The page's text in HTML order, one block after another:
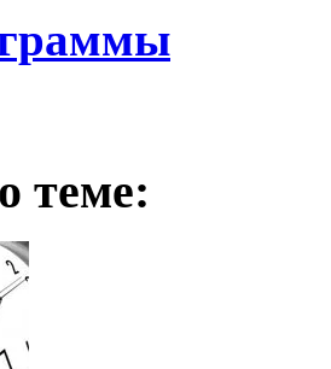
теме: